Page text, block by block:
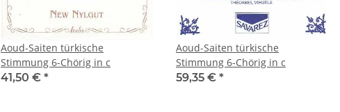
Aoud-Saiten türkische
Stimmung 6-Chörig in c
41,50 € *
Aoud-Saiten türkische
Stimmung 6-Chörig in c
59,35 € *